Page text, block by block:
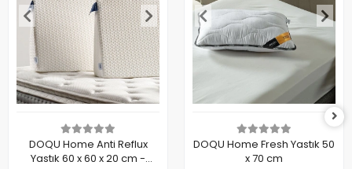
DOQU Home Anti Reflux
Yastık 60 x 60 x 20 cm -
DOQU Home Fresh Yastık 50
x 70 cm